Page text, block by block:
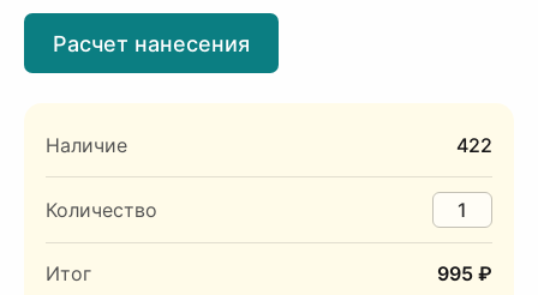
Расчет нанесения
Наличие 422
Количество
Итог 995 ₽